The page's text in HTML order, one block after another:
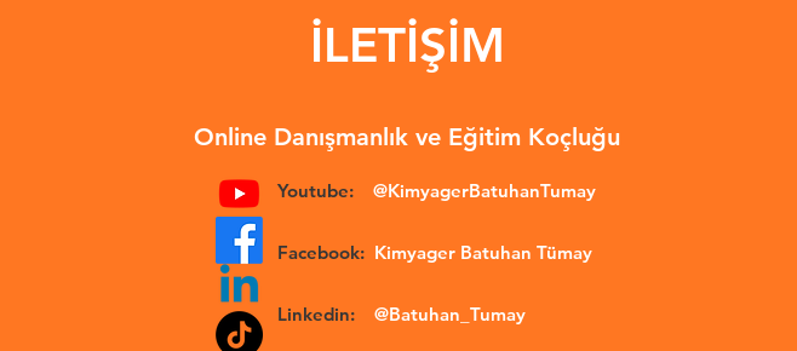
İLETİŞİM
Online Danışmanlık ve Eğitim Koçluğu
Youtube: @KimyagerBatuhanTumay
Facebook: Kimyager Batuhan Tümay
Linkedin: @Batuhan_Tumay